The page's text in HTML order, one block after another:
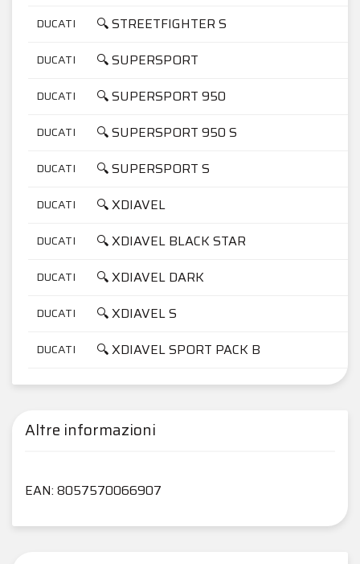
DUCATI 🔍 STREETFIGHTER S
DUCATI 🔍 SUPERSPORT
DUCATI 🔍 SUPERSPORT 950
DUCATI 🔍 SUPERSPORT 950 S
DUCATI 🔍 SUPERSPORT S
DUCATI 🔍 XDIAVEL
DUCATI 🔍 XDIAVEL BLACK STAR
DUCATI 🔍 XDIAVEL DARK
DUCATI 🔍 XDIAVEL S
DUCATI 🔍 XDIAVEL SPORT PACK B
Altre informazioni
EAN: 8057570066907